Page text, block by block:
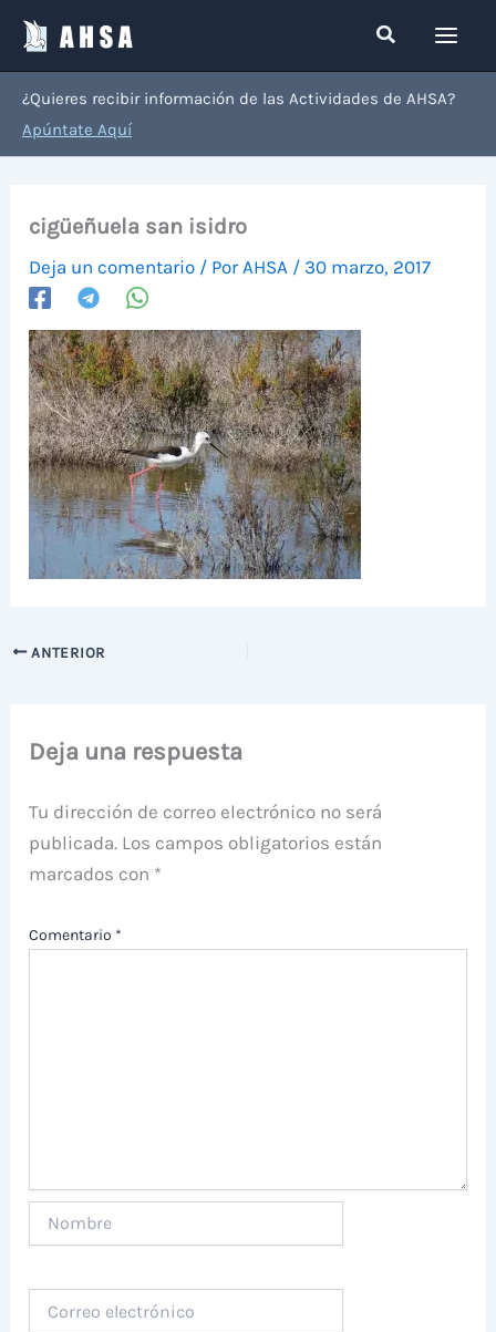
contenido
Buscar
¿Quieres recibir información de las Actividades de AHSA?
Apúntate Aquí
cigüeñuela san isidro
Deja un comentario / Por AHSA / 30 marzo, 2017
ANTERIOR
Deja una respuesta
Tu dirección de correo electrónico no será
publicada. Los campos obligatorios están
marcados con *
Comentario *
electrónico